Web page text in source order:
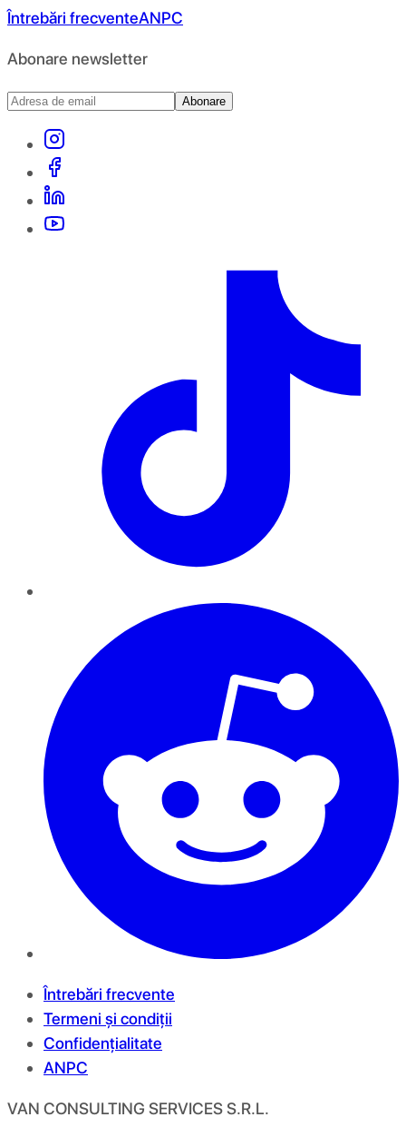
Întrebări frecventeANPC
Abonare newsletter
Abonare
Întrebări frecvente
Termeni și condiții
Confidențialitate
ANPC
VAN CONSULTING SERVICES S.R.L.